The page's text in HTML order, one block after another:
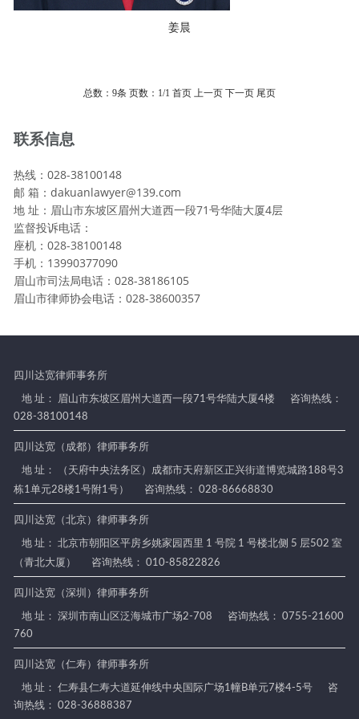
姜晨
总数：9条 页数： 1/1 首页 上一页 下一页 尾页
联系信息
热线：028-38100148
邮 箱：dakuanlawyer@139.com
地 址：眉山市东坡区眉州大道西一段71号华陆大厦4层
监督投诉电话：
座机：028-38100148
手机：13990377090
眉山市司法局电话：028-38186105
眉山市律师协会电话：028-38600357
四川达宽律师事务所
地 址： 眉山市东坡区眉州大道西一段71号华陆大厦4楼
咨询热线：
028-38100148
四川达宽（成都）律师事务所
地 址： （天府中央法务区）成都市天府新区正兴街道博览城路188号3
栋1单元28楼1号附1号）
咨询热线： 028-86668830
四川达宽（北京）律师事务所
地 址： 北京市朝阳区平房乡姚家园西里 1 号院 1 号楼北侧 5 层502 室
（青北大厦）
咨询热线： 010-85822826
四川达宽（深圳）律师事务所
地 址： 深圳市南山区泛海城市广场2-708
咨询热线： 0755-21600
760
四川达宽（仁寿）律师事务所
地 址： 仁寿县仁寿大道延伸线中央国际广场1幢B单元7楼4-5号
咨
询热线： 028-36888387